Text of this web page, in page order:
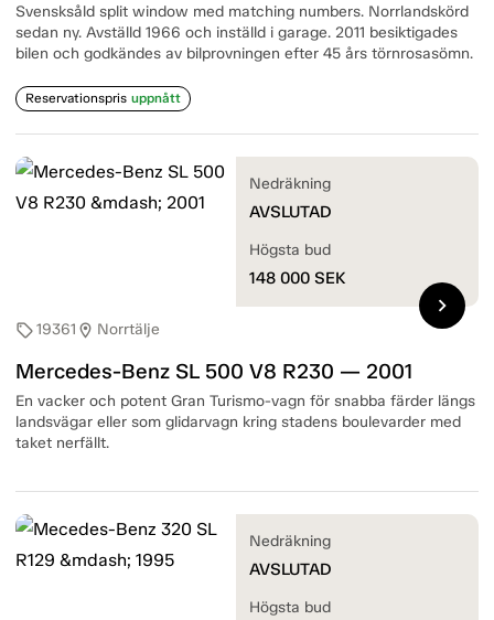
Svensksåld split window med matching numbers. Norrlandskörd
sedan ny. Avställd 1966 och inställd i garage. 2011 besiktigades
bilen och godkändes av bilprovningen efter 45 års törnrosasömn.
Reservationspris uppnått
sell19361 location_on Norrtälje
Mercedes-Benz SL 500 V8 R230 — 2001
En vacker och potent Gran Turismo-vagn för snabba färder längs
landsvägar eller som glidarvagn kring stadens boulevarder med
taket nerfällt.
Nedräkning
AVSLUTAD
Högsta bud
148 000 SEK
chevron_right
Nedräkning
AVSLUTAD
Högsta bud